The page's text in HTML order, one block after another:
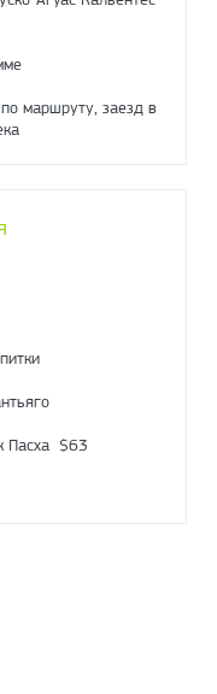
маршруту, заезд в
Пасха $63